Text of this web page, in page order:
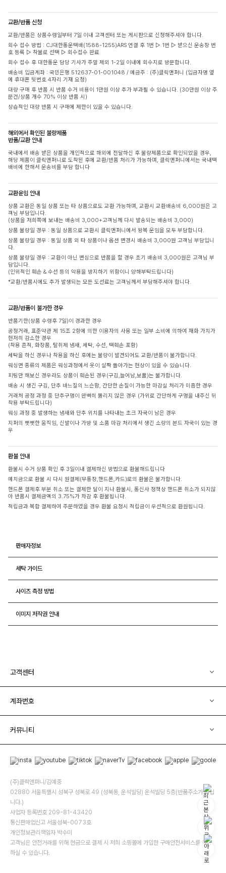
교환/반품 신청
교환/반품은 상품수령일부터 7일 이내 고객센터 또는 게시판으로 신청해주셔야 합니다.
회수 접수 방법 : CJ대한통운택배(1588-1255)ARS 연결 후 1번 ▷ 1번 ▷ 받으신 운송장 번
호 등록 ▷ 착불로 선택 ▷ 회수접수 완료
회수 접수 후 대한통운 담당 기사가 주말 제외 1-2일 이내에 회수지로 방문합니다.
배송비 입금계좌 : 국민은행 512637-01-001048 / 예금주 : (주)클릭앤퍼니 (입금자명 옆
에 휴대폰 뒷번호 4자리 기재 요청)
대량 구매 후 반품 시 반품 수거 비용이 1만원 이상 추가 부과될 수 있습니다. (30만원 이상 주
문건/상품 개수 70% 이상 반품 시)
상습적인 대량 반품 시 구매에 제한이 있을 수 있습니다.
해외에서 확인된 불량제품
반품/교환 안내
국내에서 배송 받은 상품을 개인적으로 해외에 전달하신 후 불량제품으로 확인되었을 경우,
해당 제품이 클릭앤퍼니로 도착된 후에 교환/반품 처리가 가능하며, 클릭앤퍼니에서는 국내택
배비에 한해서 운송비를 부담 합니다
교환운임 안내
상품 교환은 동일 상품 또는 타 상품으로도 교환 가능하며, 교환시 교환배송비 6,000원은 고
객님 부담입니다.
(상품을 저희쪽에 보내는 배송비 3,000+고객님께 다시 발송되는 배송비 3,000)
상품 불량일 경우 : 동일 상품으로 교환시 클릭앤퍼니에서 왕복 운임을 모두 부담합니다.
상품 불량일 경우 : 동일 상품 외 타 상품이나 옵션 변경시 배송비 3,000원 고객님 부담입니
다.
상품 불량일 경우 : 교환이 아닌 변심으로 반품을 할 경우 초기 배송비 3,000원은 고객님 부
담입니다.
(인위적인 훼손 & 수선 등의 악용을 방지하기 위함이니 양해부탁드립니다)
*교환/반품시에도 추가 발생되는 모든 도선료는 고객님께서 부담해주셔야 합니다.
교환/반품이 불가한 경우
반품기한(상품 수령후 7일)이 경과한 경우
공정거래, 표준약관 제 15조 2항에 의한 이용자의 사용 또는 일부 소비에 의하여 재화 가치가
현저히 감소한 경우
(착용 흔적, 화장품, 탈취제 냄새, 세탁, 수선, 택훼손 포함)
세탁을 하신 경우나 착용을 하신 후에는 불량이 발견되어도 교환/반품이 불가합니다.
워싱면 종류의 제품은 워싱과정에서 옷이 살짝 돌아가는 현상이 있을 수 있습니다.
피팅만 해보신 경우라도 상품이 훼손된 경우(구김,늘어남,보풀)는 불가합니다.
배송 시 생긴 구김, 단추 바느질의 느슨함, 간단한 손질이 가능한 마감실 처리가 미흡한 경우
거래처 공정 과정 중 단추구멍이 완벽히 뚫리지 않은 경우 (가위로 간단하게 구멍을 내주신 뒤
착용 부탁드립니다)
워싱 과정 중 발생하는 냄새와 단추 위치를 나타내는 초크 자국이 남은 경우
지퍼의 뻣뻣한 움직임, 신발이나 가방 및 소품 마감 처리에서 생긴 소량의 본드 자국이 있는 경
우
환불 안내
환불시 수거 상품 확인 후 3일이내 결제하신 방법으로 환불해드립니다
예치금으로 환불 시 다시 원결제(무통장,핸드폰,카드)로의 환불은 불가합니다.
핸드폰 결제후 부분 취소 또는 결제한 달이 지나 환불시, 통신사 정책상 핸드폰 취소가 되지않
아 반품시 결제금액의 3.75%가 차감 후 환불됩니다.
적립금과 복합 결제하여 주문하였을 경우 환불 요청시 적립금이 우선적으로 환원됩니다.
판매자정보
세탁 가이드
사이즈 측정 방법
이미지 저작권 안내
고객센터
계좌번호
커뮤니티
(주)클릭앤퍼니/김예중
02880 서울특별시 성북구 성북로 49 (성북동, 운석빌딩) 운석빌딩 5층(반품주소가 아닙
니다.)
사업자 등록번호 209-81-43420
통신판매업신고 서울성북-0073호
개인정보관리책임자 박수미
고객님은 안전거래를 위해 현금으로 결제 시 저희 소핑몰에 가입한 구매안전서비스를 이용
하실 수 있습니다.